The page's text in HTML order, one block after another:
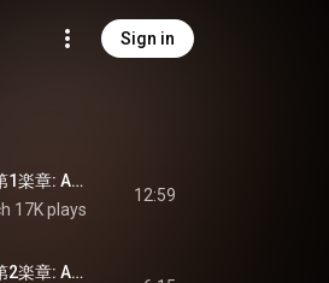
Sign in
Grieg: グリーグ：ピアノ協奏曲 イ短調 作品16: 第1楽章: Allegro molto moderato - Grieg: Piano Concerto in A Minor, Op. 16: I. Allegro molto moderato
, Vasily Petrenko
17K plays
12:59
Grieg: グリーグ：ピアノ協奏曲 イ短調 作品16: 第2楽章: Adagio - Grieg: Piano Concerto in A Minor, Op. 16: II. Adagio